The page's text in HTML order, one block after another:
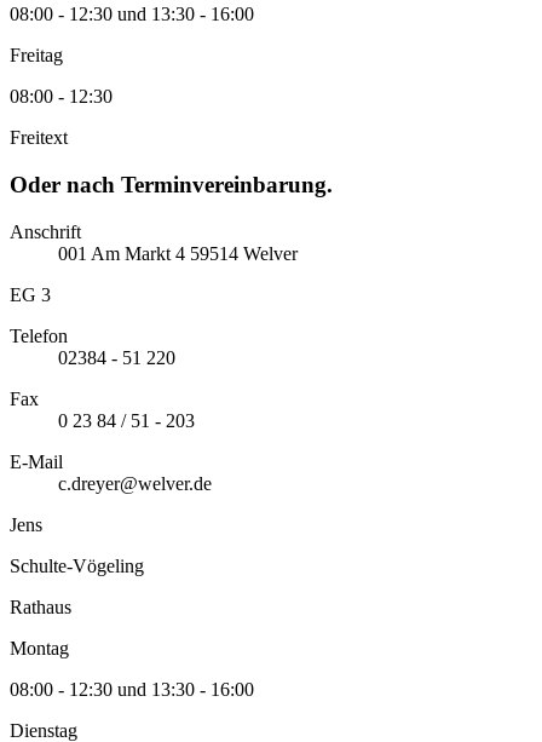
08:00 - 12:30 und 13:30 - 16:00
Freitag
08:00 - 12:30
Freitext
Oder nach Terminvereinbarung.
Anschrift
001 Am Markt 4 59514 Welver
EG 3
Telefon
02384 - 51 220
Fax
0 23 84 / 51 - 203
E-Mail
c.dreyer@welver.de
Jens
Schulte-Vögeling
Rathaus
Montag
08:00 - 12:30 und 13:30 - 16:00
Dienstag